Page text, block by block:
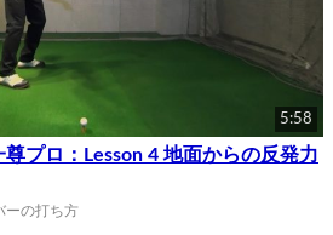
5:58
尊プロ：Lesson 4 地面からの反発力
ーの打ち方